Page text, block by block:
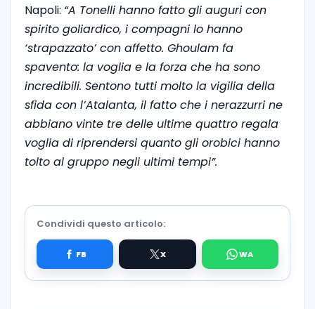
Napoli: “A Tonelli hanno fatto gli auguri con
spirito goliardico, i compagni lo hanno
‘strapazzato’ con affetto. Ghoulam fa
spavento: la voglia e la forza che ha sono
incredibili. Sentono tutti molto la vigilia della
sfida con l’Atalanta, il fatto che i nerazzurri ne
abbiano vinte tre delle ultime quattro regala
voglia di riprendersi quanto gli orobici hanno
tolto al gruppo negli ultimi tempi”.
Condividi questo articolo: